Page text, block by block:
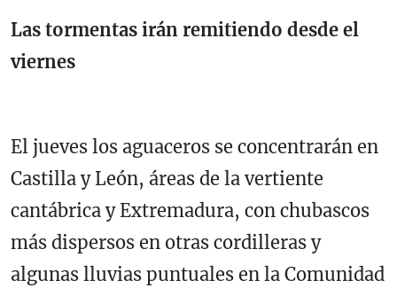
Las tormentas irán remitiendo desde el
viernes
El jueves los aguaceros se concentrarán en
Castilla y León, áreas de la vertiente
cantábrica y Extremadura, con chubascos
más dispersos en otras cordilleras y
algunas lluvias puntuales en la Comunidad